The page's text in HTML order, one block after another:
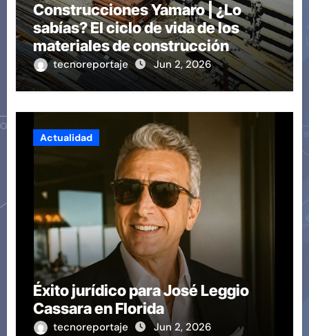
Construcciones Yamaro | ¿Lo
sabías? El ciclo de vida de los
materiales de construcción
revoluciona eficiencia en
proyectos modernos
tecnoreportaje Jun 2, 2026
Actualidad
Éxito jurídico para José Leggio
Cassara en Florida
tecnoreportaje Jun 2, 2026